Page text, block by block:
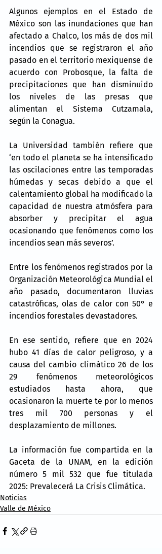
Algunos ejemplos en el Estado de
México son las inundaciones que han
afectado a Chalco, los más de dos mil
incendios que se registraron el año
pasado en el territorio mexiquense de
acuerdo con Probosque, la falta de
precipitaciones que han disminuido
los niveles de las presas que
alimentan el Sistema Cutzamala,
según la Conagua.
La Universidad también refiere que
‘en todo el planeta se ha intensificado
las oscilaciones entre las temporadas
húmedas y secas debido a que el
calentamiento global ha modificado la
capacidad de nuestra atmósfera para
absorber y precipitar el agua
ocasionando que fenómenos como los
incendios sean más severos’.
Entre los fenómenos registrados por la
Organización Meteorológica Mundial el
año pasado, documentaron lluvias
catastróficas, olas de calor con 50° e
incendios forestales devastadores.
En ese sentido, refiere que en 2024
hubo 41 días de calor peligroso, y a
causa del cambio climático 26 de los
29 fenómenos meteorológicos
estudiados hasta ahora, que
ocasionaron la muerte te por lo menos
tres mil 700 personas y el
desplazamiento de millones.
La información fue compartida en la
Gaceta de la UNAM, en la edición
número 5 mil 532 que fue titulada
2025: Prevalecerá La Crisis Climática.
Noticias
Valle de México